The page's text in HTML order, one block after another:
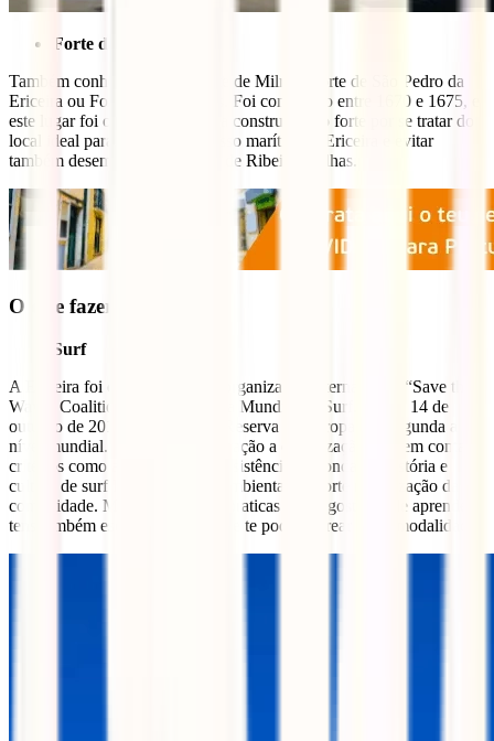
Forte da Ericeira
Também conhecido como Forte de Milreu, Forte de São Pedro da
Ericeira ou Forte de Mil Regos. Foi construído entre 1670 e 1675, e
este lugar foi o escolhido para a construção do forte por se tratar do
local ideal para defender o acesso marítimo à Ericeira e evitar
também desembarques na baía de Ribeira D’Ilhas.
O que fazer na Ericeira
Surf
A Ericeira foi consagrada pela organização internacional “Save the
Waves Coalition” como Reserva Mundial de Surf. Desde 14 de
outubro de 2011 que é a única Reserva da Europa, e a segunda a
nível mundial. Para esta consagração a organização teve em conta
critérios como a qualidade e consistência das ondas, a história e
cultura de surf local, a riqueza ambiental e a forte mobilização da
comunidade. Mas se ainda não praticas surf e gostavas de aprender,
tens também escolas de surf onde te podes estrear nesta modalidade.